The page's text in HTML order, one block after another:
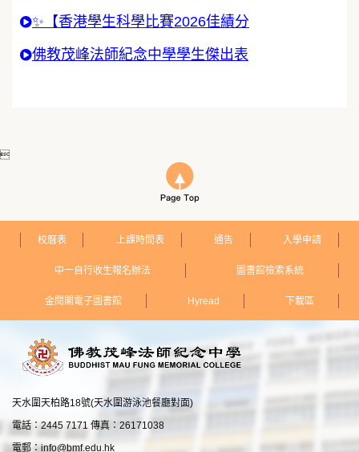
✨【香港學生科學比賽2026佳績分
佛教茂峰法師紀念中學學生傑出表

校曆表 上課時間表 通告 入學申請
中一自行收生報名辦法 圖書館檢索系統
金閱閣電子圖書館 Hyread 下載區
天水圍天柏路18號(天水圍游泳池餐廳對面)
電話：2445 7171 傳真：26171038
電郵：info@bmf.edu.hk